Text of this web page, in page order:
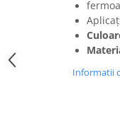
PROTECTIE MECANICA
PROTECTIE TAIERE SI
PROTECTIE CHIMICA
Informatii